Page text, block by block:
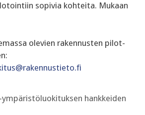
sopivia kohteita. Mukaan
olevien rakennusten pilot-
ympäristöluokituksen hankkeiden